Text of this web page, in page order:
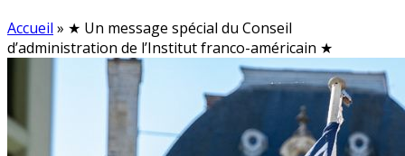
Accueil » ★ Un message spécial du Conseil
d’administration de l’Institut franco-américain ★